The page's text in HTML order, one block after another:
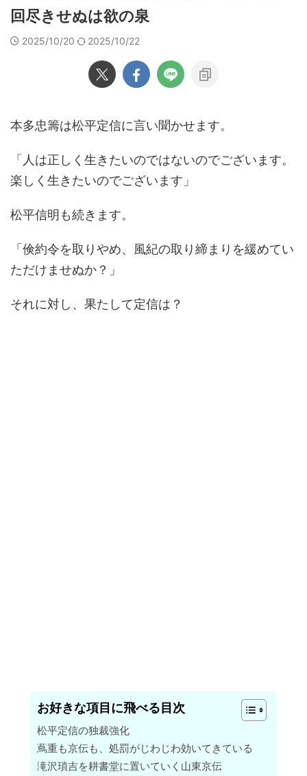
回尽きせぬは欲の泉
2025/10/20 2025/10/22
本多忠籌は松平定信に言い聞かせます。
「人は正しく生きたいのではないのでございます。
楽しく生きたいのでございます」
松平信明も続きます。
「倹約令を取りやめ、風紀の取り締まりを緩めてい
ただけませぬか？」
それに対し、果たして定信は？
お好きな項目に飛べる目次
松平定信の独裁強化
蔦重も京伝も、処罰がじわじわ効いてきている
滝沢瑣吉を耕書堂に置いていく山東京伝